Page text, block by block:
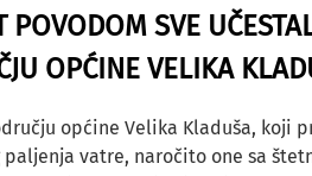
POVODOM SVE
OPĆINE VELIKA
općine Velika Kladuša, koji
vatre, naročito one sa